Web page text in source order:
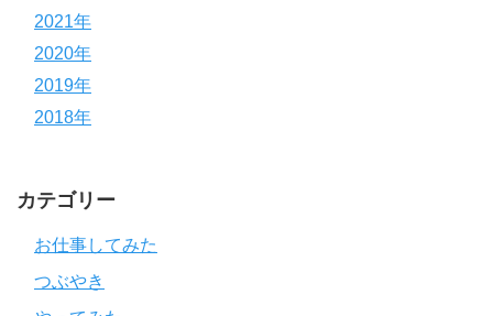
2021年
2020年
2019年
2018年
カテゴリー
お仕事してみた
つぶやき